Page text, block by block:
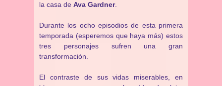
la casa de Ava Gardner.
Durante los ocho episodios de esta primera
temporada (esperemos que haya más) estos
tres personajes sufren una gran
transformación.
El contraste de sus vidas miserables, en